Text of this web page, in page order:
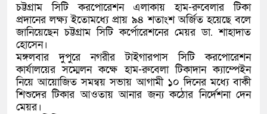
চট্টগ্রাম সিটি করপোরেশন এলাকায় হাম-রুবেলার টিকা
প্রদানের লক্ষ্য ইতোমধ্যে প্রায় ৯৪ শতাংশ অর্জিত হয়েছে বলে
জানিয়েছেন চট্টগ্রাম সিটি কর্পোরেশনের মেয়র ডা. শাহাদাত
হোসেন।
মঙ্গলবার দুপুরে নগরীর টাইগারপাস সিটি করপোরেশন
কার্যালয়ের সম্মেলন কক্ষে হাম-রুবেলা টিকাদান ক্যাম্পেইন
নিয়ে আয়োজিত সমন্বয় সভায় আগামী ১০ দিনের মধ্যে বাকী
শিশুদের টিকার আওতায় আনার জন্য কঠোর নির্দেশনা দেন
মেয়র।